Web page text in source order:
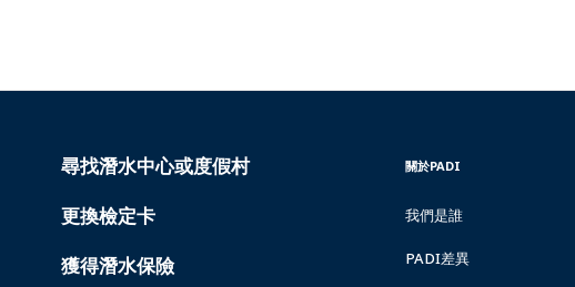
PADI
TAIWAN
尋找潛水中心或度假村
更換檢定卡
獲得潛水保險
INSIDE
TAIWAN
關於PADI
我們是誰
PADI差異